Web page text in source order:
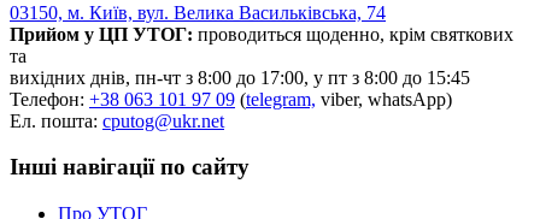
03150, м. Київ, вул. Велика Васильківська, 74
Прийом у ЦП УТОГ: проводиться щоденно, крім святкових
та
вихідних днів, пн-чт з 8:00 до 17:00, у пт з 8:00 до 15:45
Телефон: +38 063 101 97 09 (telegram, viber, whatsApp)
Ел. пошта: cputog@ukr.net
Інші навігації по сайту
Про УТОГ